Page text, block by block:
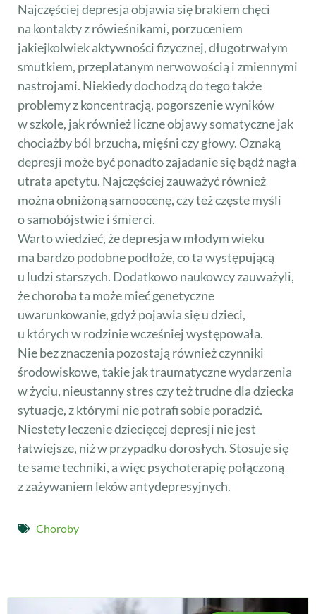
Najczęściej depresja objawia się brakiem chęci
na kontakty z rówieśnikami, porzuceniem
jakiejkolwiek aktywności fizycznej, długotrwałym
smutkiem, przeplatanym nerwowością i zmiennymi
nastrojami. Niekiedy dochodzą do tego także
problemy z koncentracją, pogorszenie wyników
w szkole, jak również liczne objawy somatyczne jak
chociażby ból brzucha, mięśni czy głowy. Oznaką
depresji może być ponadto zajadanie się bądź nagła
utrata apetytu. Najczęściej zauważyć również
można obniżoną samoocenę, czy też częste myśli
o samobójstwie i śmierci.
Warto wiedzieć, że depresja w młodym wieku
ma bardzo podobne podłoże, co ta występującą
u ludzi starszych. Dodatkowo naukowcy zauważyli,
że choroba ta może mieć genetyczne
uwarunkowanie, gdyż pojawia się u dzieci,
u których w rodzinie wcześniej występowała.
Nie bez znaczenia pozostają również czynniki
środowiskowe, takie jak traumatyczne wydarzenia
w życiu, nieustanny stres czy też trudne dla dziecka
sytuacje, z którymi nie potrafi sobie poradzić.
Niestety leczenie dziecięcej depresji nie jest
łatwiejsze, niż w przypadku dorosłych. Stosuje się
te same techniki, a więc psychoterapię połączoną
z zażywaniem leków antydepresyjnych.
Choroby